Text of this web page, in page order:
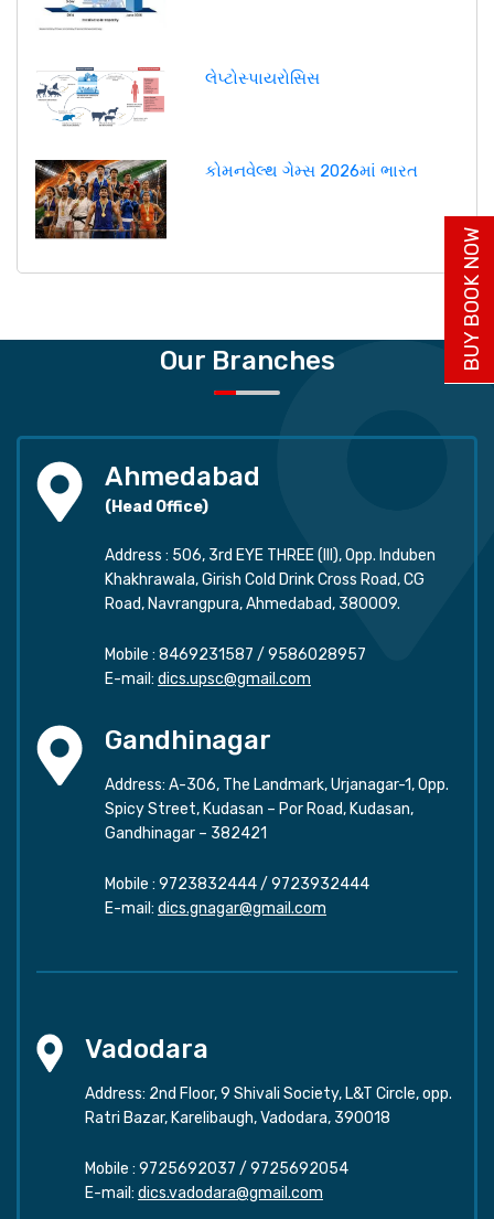
લેપ્ટોસ્પાયરોસિસ
કોમનવેલ્થ ગેમ્સ 2026માં ભારત
Our Branches
Ahmedabad
(Head Office)
Address : 506, 3rd EYE THREE (III), Opp. Induben
Khakhrawala, Girish Cold Drink Cross Road, CG
Road, Navrangpura, Ahmedabad, 380009.
Mobile : 8469231587 / 9586028957
E-mail: dics.upsc@gmail.com
Gandhinagar
Address: A-306, The Landmark, Urjanagar-1, Opp.
Spicy Street, Kudasan – Por Road, Kudasan,
Gandhinagar – 382421
Mobile : 9723832444/ 9723932444
E-mail: dics.gnagar@gmail.com
Vadodara
Address: 2nd Floor, 9 Shivali Society, L&T Circle, opp.
Ratri Bazar, Karelibaugh, Vadodara, 390018
Mobile : 9725692037 / 9725692054
E-mail: dics.vadodara@gmail.com
BUY BOOK NOW